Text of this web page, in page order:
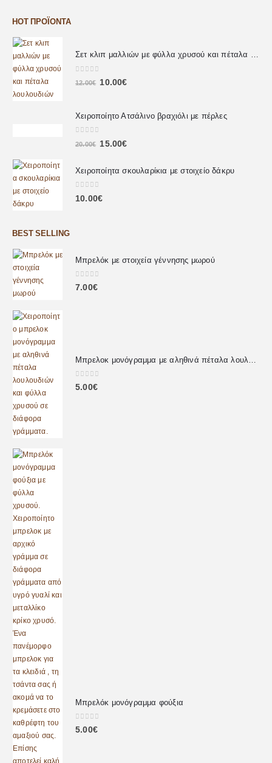
HOT ΠΡΟΪΌΝΤΑ
Σετ κλιπ μαλλιών με φύλλα χρυσού και πέταλα λουλουδιών
out of 5
12.00€ 10.00€
Χειροποίητο Ατσάλινο βραχιόλι με πέρλες
out of 5
20.00€ 15.00€
Χειροποίητα σκουλαρίκια με στοιχείο δάκρυ
0 out of 5
10.00€
BEST SELLING
Μπρελόκ με στοιχεία γέννησης μωρού
0out of 5
7.00€
0 out of 5
5.00€
Μπρελόκ μονόγραμμα φούξια
0 out of 5
5.00€